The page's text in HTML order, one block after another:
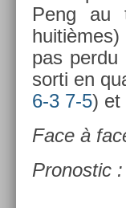
Peng au
pas
sorti en
6-3 7-5) et
Face à
Pro­nos­tic